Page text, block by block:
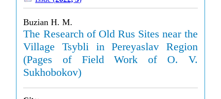
Buzian H. M.
The Research of Old Rus Sites near the
Village Tsybli in Pereyaslav Region
(Pages of Field Work of O. V.
Sukhobokov)